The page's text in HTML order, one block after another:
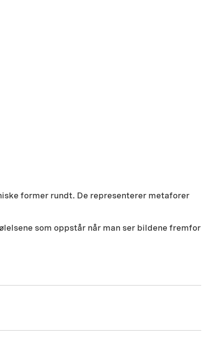
former rundt. De representerer metaforer
som oppstår når man ser bildene fremfor